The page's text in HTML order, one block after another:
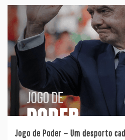
Jogo de Poder – Um desporto